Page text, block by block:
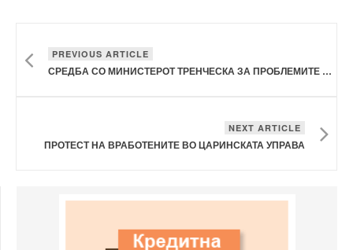
PREVIOUS ARTICLE
СРЕДБА СО МИНИСТЕРОТ ТРЕНЧЕСКА ЗА ПРОБЛЕМИТЕ ВО ЦЕНТРИТЕ ЗА СОЦИЈАЛНА РАБОТА
NEXT ARTICLE
ПРОТЕСТ НА ВРАБОТЕНИТЕ ВО ЦАРИНСКАТА УПРАВА